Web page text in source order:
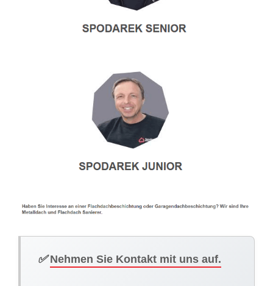
✅Nehmen Sie Kontakt mit uns auf.